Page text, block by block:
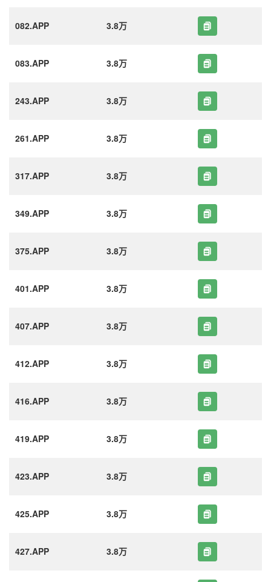
082.APP 3.8万
083.APP 3.8万
243.APP 3.8万
261.APP 3.8万
317.APP 3.8万
349.APP 3.8万
375.APP 3.8万
401.APP 3.8万
407.APP 3.8万
412.APP 3.8万
416.APP 3.8万
419.APP 3.8万
423.APP 3.8万
425.APP 3.8万
427.APP 3.8万